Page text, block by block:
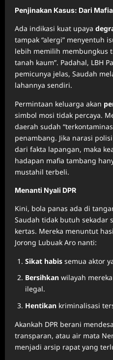
Penjinakan Kasus: Dari
Ada indikasi kuat upaya
tampak “alergi” menyentuh
lebih memilih membungkus
tanah kaum”. Padahal, LBH
pemicunya jelas, Saudah
lahannya sendiri.
Permintaan keluarga akan
simbol mosi tidak percaya.
daerah sudah
penambang. Jika narasi
dari fakta lapangan, maka
hadapan mafia tambang
mustahil terbeli.
Menanti Nyali DPR
Kini, bola panas ada di
Saudah tidak butuh sekadar
kertas. Mereka menuntut
Jorong Lubuak Aro nanti:
Sikat habis semua aktor
Bersihkan wilayah
ilegal.
Hentikan kriminalisasi
Akankah DPR berani
transparan, atau air mata
menjadi arsip rapat yang